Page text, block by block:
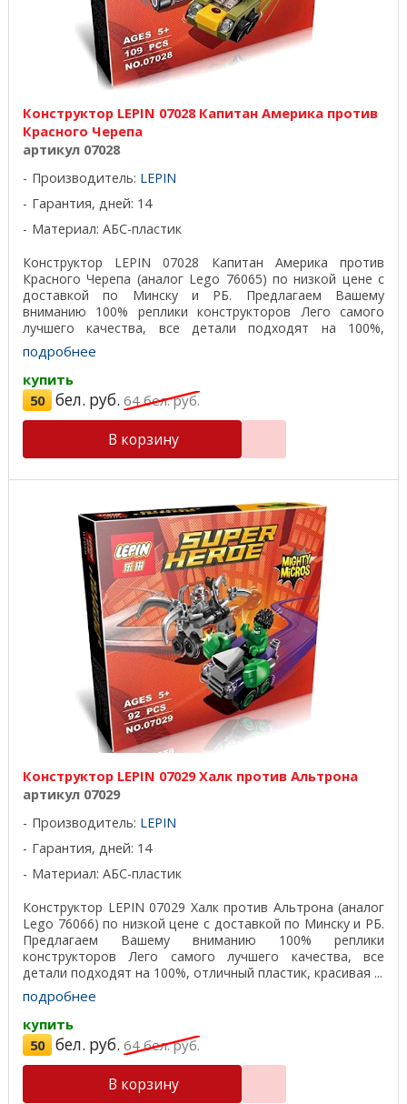
Конструктор LEPIN 07028 Капитан Америка против
Красного Черепа
артикул 07028
Производитель: LEPIN
Гарантия, дней: 14
Материал: АБС-пластик
Конструктор LEPIN 07028 Капитан Америка против
Красного Черепа (аналог Lego 76065) по низкой цене с
доставкой по Минску и РБ. Предлагаем Вашему
вниманию 100% реплики конструкторов Лего самого
лучшего качества, все детали подходят на 100%,
отличный ...
подробнее
купить
50 бел. руб. 64бел. руб.
В корзину
Конструктор LEPIN 07029 Халк против Альтрона
артикул 07029
Производитель: LEPIN
Гарантия, дней: 14
Материал: АБС-пластик
Конструктор LEPIN 07029 Халк против Альтрона (аналог
Lego 76066) по низкой цене с доставкой по Минску и РБ.
Предлагаем Вашему вниманию 100% реплики
конструкторов Лего самого лучшего качества, все
детали подходят на 100%, отличный пластик, красивая ...
подробнее
купить
50 бел. руб. 64бел. руб.
В корзину